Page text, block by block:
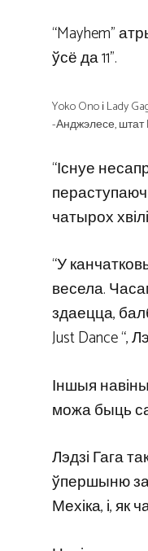
“Mayhem”
ўсё да 11”.
Yoko Ono і Lady
-Анджэлесе, штат
“Існуе
чатырох
“У
весела.
здаецца,
Just Dance “,
Іншыя
можа быць
Лэдзі Гага
ўпершыню за
Мехіка, і, як